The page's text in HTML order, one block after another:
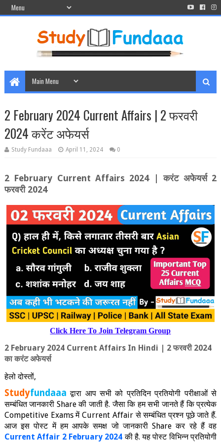
2 February 2024 Current Affairs | 2 फरवरी
2024 करेंट अफेयर्स
Study Fundaaa April 11, 2024 0
2 February Current Affairs 2024 |करंट अफेयर्स 2
फरवरी 2024
Click Here To Join Telegram Group
2 February 2024 Current Affairs In Hindi | 2फरवरी 2024
का करंट अफेयर्स
हेलो दोस्‍तों,
Studyfundaaa द्वारा आप सभी को प्रतिदिन प्रतियोगी परीक्षाओं से
सम्बंधित जानकारी Shareकी जाती है. जैसा कि हम सभी जानते हैं कि प्रत्‍येक
Competitive ExamsमेंCurrent Affairसे सम्बंधित प्रश्न पूछे जाते हैं.
आज इस पोस्ट में हम आपके समक्ष जो जानकारीShareकर रहे हैं वह
Current Affair 2 February 2024की है. यह पोस्ट विभिन्न प्रतियोगी